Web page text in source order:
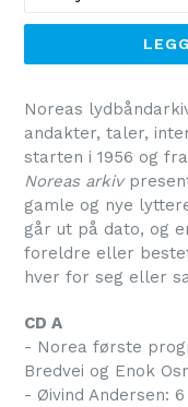
Noreas
andakter, taler,
starten i 1956 og
Noreas arkiv
gamle og nye
går ut på dato, og
foreldre eller
hver for seg eller
CD A
- Norea første
Bredvei og Enok
- Øivind Andersen: